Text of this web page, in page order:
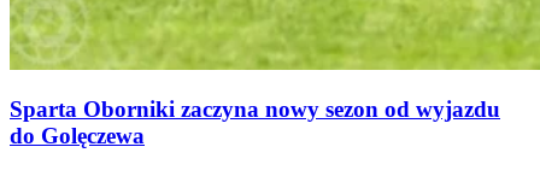
Sparta Oborniki zaczyna nowy sezon od wyjazdu
do Golęczewa